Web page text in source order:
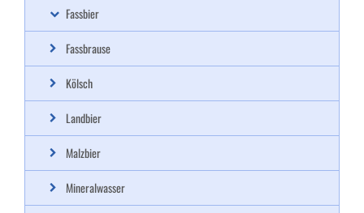
Fassbier
Fassbrause
Kölsch
Landbier
Malzbier
Mineralwasser